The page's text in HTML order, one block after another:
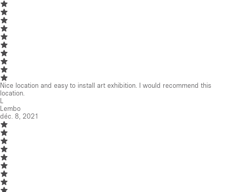
Nice location and easy to install art exhibition. I would recommend this
location.
L
Lembo
déc. 8, 2021